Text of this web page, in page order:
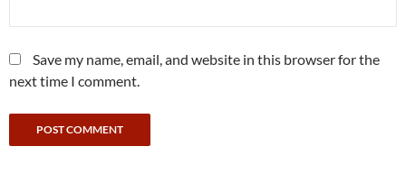
Save my name, email, and website in this browser for the
next time I comment.